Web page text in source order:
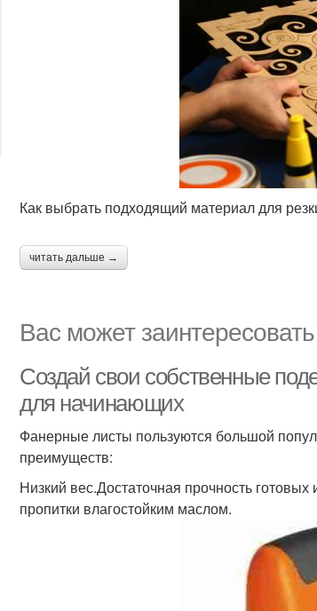
Как выбрать подходящий материал для
читать дальше →
Вас может заинтересовать
Создай свои собственные
для начинающих
Фанерные листы пользуются большой
преимуществ:
Низкий вес.Достаточная прочность
пропитки влагостойким маслом.